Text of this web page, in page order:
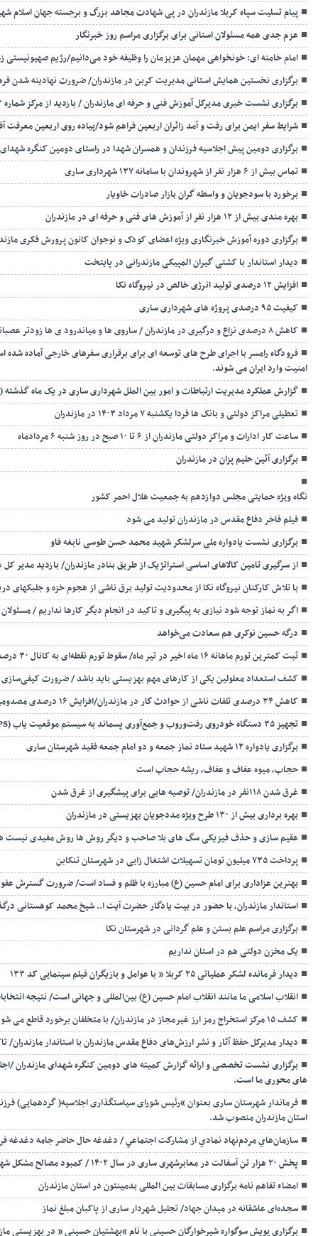
پیام تسلیت سپاه کربلا مازندران در پی شهادت مجاهد بزرگ و برجسته جهان اسلام
عزم جدی همه مسئولان استانی برای برگزاری مراسم روز خبرنگار
امام خامنه ای: خونخواهی مهمان عزیزمان را وظیفه خود می‌دانیم/رژیم
برگزاری نخستین همایش استانی مدیریت کربن در مازندران/ ضرورت نهادینه شدن
برگزاری نشست خبری مدیرکل آموزش فنی و حرفه ای مازندران / بازدید از مرکز شماره ۳ آموزش فنی و حرفه ای ساری
شرایط سفر ایمن برای رفت و آمد زائران اربعین فراهم شود/پیاده روی اربعین معرفت
برگزاری دومین پیش اجلاسیه فرزندان و همسران شهدا در راستای دومین کنگره
تماس بیش از ۶ هزار نفر از شهروندان با سامانه ۱۳۷ شهرداری ساری
برخورد با سودجویان و واسطه گران بازار صادرات خاویار
بهره مندی بیش از ۱۲ هزار نفر از آموزش های فنی و حرفه ای در مازندران
برگزاری دوره آموزش خبرنگاری ویژه اعضای کودک و نوجوان کانون پرورش فکری
دیدار استاندار با کشتی گیران المپیکی مازندرانی در پایتخت
افزایش ۱۲ درصدی تولید انرژی خالص در نیروگاه نکا
کیفیت ۹۵ درصدی پروژه های شهرداری ساری
کاهش ۸ درصدی نزاع و درگیری در مازندران / ساروی ها و میاندرود ی ها زودتر عصبانی می شوند.
امنیت وارد ایران می شوند.
گزارش عملکرد مدیریت ارتباطات و امور بین الملل شهرداری ساری در یک ماه گذشته (
تعطیلی مراکز دولتی و بانک ها فردا یکشنبه ۷ مرداد ۱۴۰۳ در مازندران
ساعت کار ادارات و مراکز دولتی مازندران از ۶ تا ۱۰ صبح در روز شنبه ۶ مردادماه
برگزاری آئین حلیم پزان در مازندران
نگاه ویژه حمایتی مجلس دوازدهم به جمعیت هلال احمر کشور
فیلم فاخر دفاع مقدس در مازندران تولید می شود
برگزاری نشست یادواره ملی سرلشکر شهید محمد حسن طوسی نابغه فاو
از سرگیری تامین کالاهای اساسی استراتژیک از طریق بنادر مازندران/ بازدید مدیر کل
با تلاش کارکنان نیروگاه نکا از محدودیت تولید برق ناشی از هجوم خزه و جلبکهای
اگر به نماز توجه شود نیازی به پیگیری و تاکید در انجام دیگر کارها نداریم /
درگه حسین نوکری هم سعادت می‌خواهد
ثبت کمترین تورم ماهانه ۱۶ ماه اخیر در تیر ماه/ سقوط تورم نقطه‌ای به کانال ۳۰ درصد
کشف استعداد معلولین یکی از کارهای مهم بهزیستی باید باشد / ضرورت کیفی‌سازی
کاهش ۳۴ درصدی تلفات ناشی از حوادث كار در مازندران/افزایش ۱۶ درصدی مصدومین حوادث ناشی از کار
تجهیز ۳۵ دستگاه خودروی رفت‌وروب و جمع‌آوری پسماند به سیستم موقعیت یاب (GPS) در ساری
برگزاری یادواره ۱۲ شهید ستاد نماز جمعه و دو امام جمعه فقید شهرستان ساری
حجاب، میوه عفاف و عفاف، ریشه حجاب است
غرق شدن ۱۱۸نفر در مازندران/ توصيه هايی برای پيشگيری از غرق شدن
بهره برداری بیش از ۱۳۰ طرح ویژه مددجویان بهزیستی در مازندران
عقیم سازی و حذف فیزیکی سگ های بلا صاحب و دیگر روش ها روش مفیدی نیست
پرداخت ۷۳۵ میلیون تومان تسهیلات اشتغال زایی در شهرستان تنکابن
بهترین عزاداری برای امام حسین (ع) مبارزه با ظلم و فساد است/ ضرورت گسترش
استاندار مازندران، با حضور در بیت یادگار حضرت آیت ا.. شیخ محمد
برگزاری مراسم علم بستن و علم گردانی در شهرستان نکا
یک مخزن دولتی هم در استان نداریم
دیدار فرمانده لشکر عملیاتی ۲۵ کربلا ” با عوامل و بازیگران فیلم سینمایی کد ۱۳۳
انقلاب اسلامی ما مانند انقلاب امام حسین (ع) بین‌المللی و جهانی است/ نتیجه
کشف ۱۵ مرکز استخراج رمز ارز غیرمجاز در مازندران/ با متخلفان برخورد قاطع می شود.
دیدار مدیرکل حفظ آثار و نشر ارزش‌های دفاع مقدس مازندران با استاندار مازندران/
برگزاری نشست تخصصی و ارائه گزارش کمیته های دومین کنگره شهدای مازندران /
های محوری ما است.
فرماندار شهرستان ساری بعنوان “رئیس شورای سیاستگذاری اجلاسیه( گردهمایی)
استان مازندران منصوب شد.
سازمان‌هاي مردم‌نهاد نمادي از مشاركت اجتماعي / دغدغه حال حاضر جامه دغدغه
پخش ۲۰ هزار تن آسفالت در معابرشهری ساری در سال ۱۴۰۲ / کمبود مصالح مشکل شهرداری ساری
امضاء تفاهم نامه برگزاری مسابقات بین المللی بدمینتون در استان مازندران
سجده‌ای عاشقانه در میدان جهاد/ تجلیل شهردار ساری از پاکبان مبلغ نماز
برگزاری پویش سوگواره شیرخوارگان حسینی با نام “بهشتیان حسینی ” در بهزیستی